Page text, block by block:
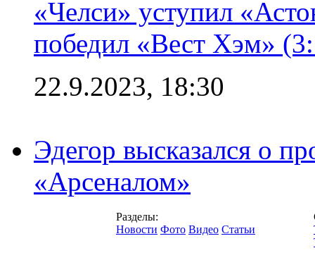
«Челси» уступил
победил «Вест Хэм»
22.9.2023, 18:30
Эдегор высказался о
«Арсеналом»
Разделы:
Новости Фото Видео Статьи